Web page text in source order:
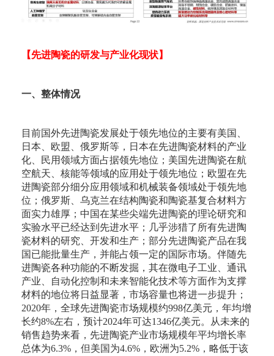
【先进陶瓷的研发与产业化现状】
一、整体情况
目前国外先进陶瓷发展处于领先地位的主要有美国、
日本、欧盟、俄罗斯等，日本在先进陶瓷材料的产业
化、民用领域方面占据领先地位；美国先进陶瓷在航
空航天、核能等领域的应用处于领先地位；欧盟在先
进陶瓷部分细分应用领域和机械装备领域处于领先地
位；俄罗斯、乌克兰在结构陶瓷和陶瓷基复合材料方
面实力雄厚；中国在某些尖端先进陶瓷的理论研究和
实验水平已经达到先进水平；几乎涉猎了所有先进陶
瓷材料的研究、开发和生产；部分先进陶瓷产品在我
国已能批量生产，并能占领一定的国际市场。伴随先
进陶瓷各种功能的不断发掘，其在微电子工业、通讯
产业、自动化控制和未来智能化技术等方面作为支撑
材料的地位将日益显著，市场容量也将进一步提升；
2020年，全球先进陶瓷市场规模约998亿美元，年均增
长约8%左右，预计2024年可达1346亿美元。从未来的
销售趋势来看，先进陶瓷产业市场规模年平均增长率
总体为6.3%，但美国为4.6%，欧洲为5.2%，略低于该